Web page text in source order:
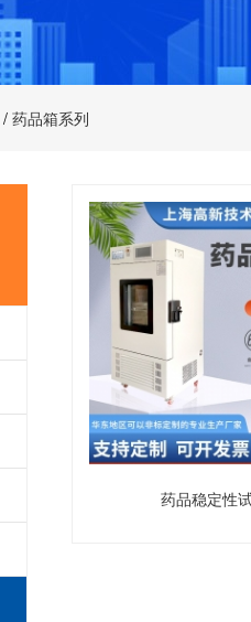
/ 药品箱系列
药品稳定性